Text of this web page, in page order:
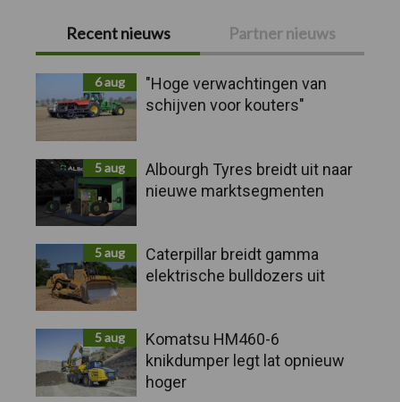
Primaire
Sidebar
Recent nieuws Partner nieuws
6 aug
"Hoge verwachtingen van
schijven voor kouters"
5 aug
Albourgh Tyres breidt uit naar
nieuwe marktsegmenten
5 aug
Caterpillar breidt gamma
elektrische bulldozers uit
5 aug
Komatsu HM460-6
knikdumper legt lat opnieuw
hoger